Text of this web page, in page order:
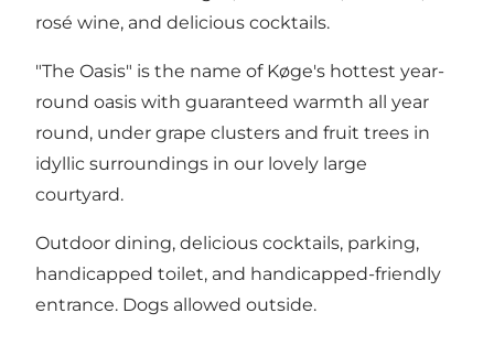
rosé wine, and delicious cocktails.
"The Oasis" is the name of Køge's hottest year-
round oasis with guaranteed warmth all year
round, under grape clusters and fruit trees in
idyllic surroundings in our lovely large
courtyard.
Outdoor dining, delicious cocktails, parking,
handicapped toilet, and handicapped-friendly
entrance. Dogs allowed outside.